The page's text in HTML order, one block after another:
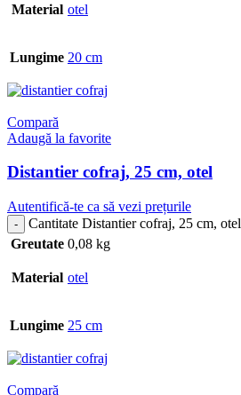
Material otel
Lungime 20 cm
Compară
Adaugă la favorite
Distantier cofraj, 25 cm, otel
Autentifică-te ca să vezi prețurile
Cantitate Distantier cofraj, 25 cm, otel
Greutate 0,08 kg
Material otel
Lungime 25 cm
Compară